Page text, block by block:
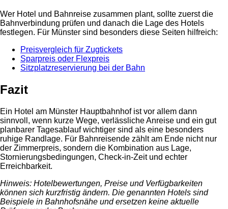
Wer Hotel und Bahnreise zusammen plant, sollte zuerst die
Bahnverbindung prüfen und danach die Lage des Hotels
festlegen. Für Münster sind besonders diese Seiten hilfreich:
Preisvergleich für Zugtickets
Sparpreis oder Flexpreis
Sitzplatzreservierung bei der Bahn
Fazit
Ein Hotel am Münster Hauptbahnhof ist vor allem dann
sinnvoll, wenn kurze Wege, verlässliche Anreise und ein gut
planbarer Tagesablauf wichtiger sind als eine besonders
ruhige Randlage. Für Bahnreisende zählt am Ende nicht nur
der Zimmerpreis, sondern die Kombination aus Lage,
Stornierungsbedingungen, Check-in-Zeit und echter
Erreichbarkeit.
Hinweis: Hotelbewertungen, Preise und Verfügbarkeiten
können sich kurzfristig ändern. Die genannten Hotels sind
Beispiele in Bahnhofsnähe und ersetzen keine aktuelle